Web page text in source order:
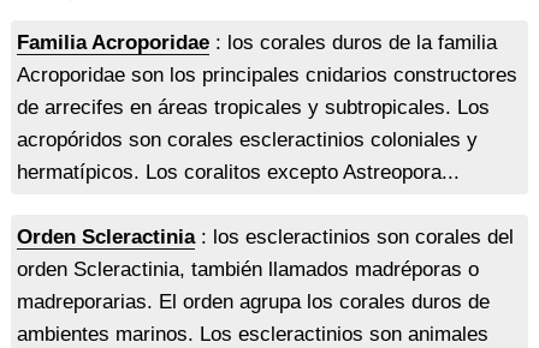
Familia Acroporidae: los corales duros de la familia
Acroporidae son los principales cnidarios constructores
de arrecifes en áreas tropicales y subtropicales. Los
acropóridos son corales escleractinios coloniales y
hermatípicos. Los coralitos excepto Astreopora...
Orden Scleractinia: los escleractinios son corales del
orden Scleractinia, también llamados madréporas o
madreporarias. El orden agrupa los corales duros de
ambientes marinos. Los escleractinios son animales